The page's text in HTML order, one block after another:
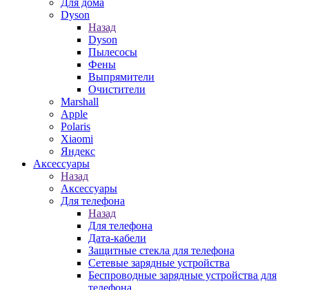
Для дома
Dyson
Назад
Dyson
Пылесосы
Фены
Выпрямители
Очистители
Marshall
Apple
Polaris
Xiaomi
Яндекс
Аксессуары
Назад
Аксессуары
Для телефона
Назад
Для телефона
Дата-кабели
Защитные стекла для телефона
Сетевые зарядные устройства
Беспроводные зарядные устройства для
телефона